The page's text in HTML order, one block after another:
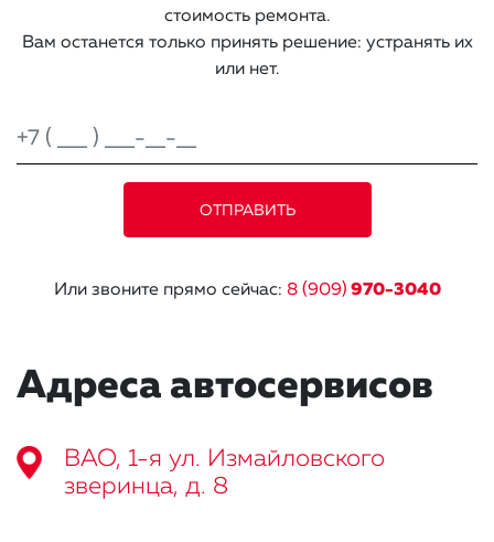
стоимость ремонта.
Вам останется только принять решение: устранять их
или нет.
Или звоните прямо сейчас: 8 (909) 970-3040
Адреса автосервисов
ВАО, 1-я ул. Измайловского
зверинца, д. 8